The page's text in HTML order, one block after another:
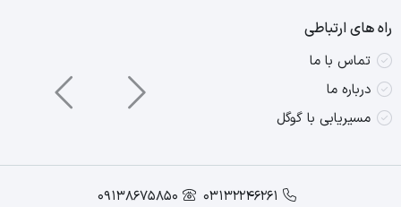
کنترل هوشمند میزان آب
با جارو رباتیک S40 می‌تونید میزان خروجی آب رو از طریق اپلیکیشن
راه های ارتباطی
تماس با ما
درباره ما
مسیریابی با گوگل
03132246261
09138675850